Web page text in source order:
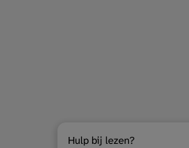
Hulp bij lezen?